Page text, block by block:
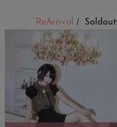
ReArrival / Soldout